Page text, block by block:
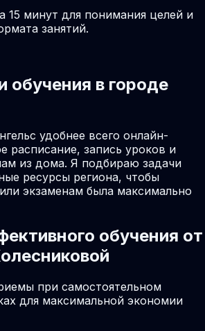
15 минут для понимания целей и
занятий.
обучения в городе
удобнее всего онлайн-
расписание, запись уроков и
из дома. Я подбираю задачи
ресурсы региона, чтобы
экзаменам была максимально
обучения от
при самостоятельном
для максимальной экономии